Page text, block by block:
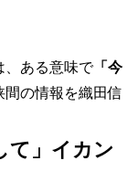
、ある意味で「今
間の情報を織田信
て」イカン